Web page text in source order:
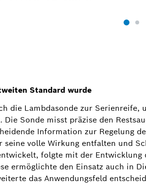
Standard wurde
die Lambdasonde zur Serienreife,
Die Sonde misst präzise den
Information zur Regelung
seine volle Wirkung entfalten und
folgte mit der Entwicklung
ermöglichte den Einsatz auch in
das Anwendungsfeld